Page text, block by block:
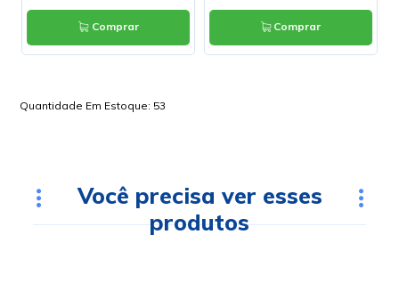
Comprar Comprar
Quantidade Em Estoque: 53
Você precisa ver esses
produtos